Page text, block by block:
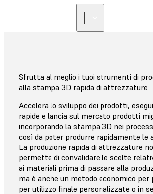
Sfrutta al meglio i tuoi strumenti di
alla stampa 3D rapida di attrezzature
Accelera lo sviluppo dei prodotti,
rapide e lancia sul mercato prodotti
incorporando la stampa 3D nei
così da poter produrre rapidamente le
La produzione rapida di attrezzature
permette di convalidare le scelte
ai materiali prima di passare alla
ma è anche un metodo economico per
per utilizzo finale personalizzate o in